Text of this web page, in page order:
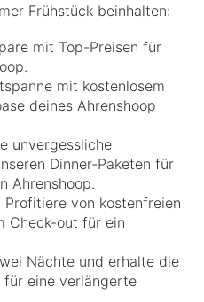
Frühstück beinhalten:
mit Top-Preisen für
mit kostenlosem
deines Ahrenshoop
unvergessliche
Dinner-Paketen für
Ahrenshoop.
Profitiere von kostenfreien
Check-out für ein
Nächte und erhalte die
eine verlängerte